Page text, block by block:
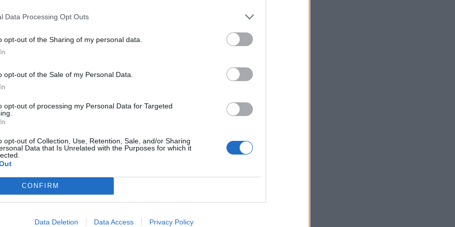
Data Processing Opt Outs
opt-out of the Sharing of my personal data.
opt-out of the Sale of my Personal Data.
opt-out of processing my Personal Data for Targeted
opt-out of Collection, Use, Retention, Sale, and/or Sharing
Data that Is Unrelated with the Purposes for which it
CONFIRM
Data Deletion Data Access Privacy Policy
Akademie 3. věku odhalí tajemství šlechtických